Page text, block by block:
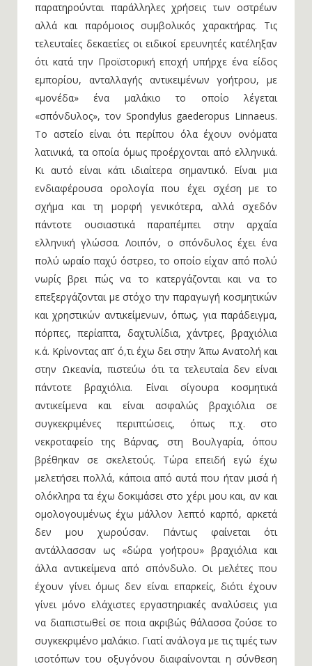
παρατηρούνται παράλληλες χρήσεις των οστρέων
αλλά και παρόμοιος συμβολικός χαρακτήρας. Τις
τελευταίες δεκαετίες οι ειδικοί ερευνητές κατέληξαν
ότι κατά την Προϊστορική εποχή υπήρχε ένα είδος
εμπορίου, ανταλλαγής αντικειμένων γοήτρου, με
«μονέδα» ένα μαλάκιο το οποίο λέγεται
«σπόνδυλος», τον Spondylus gaederopus Linnaeus.
Το αστείο είναι ότι περίπου όλα έχουν ονόματα
λατινικά, τα οποία όμως προέρχονται από ελληνικά.
Κι αυτό είναι κάτι ιδιαίτερα σημαντικό. Είναι μια
ενδιαφέρουσα ορολογία που έχει σχέση με το
σχήμα και τη μορφή γενικότερα, αλλά σχεδόν
πάντοτε ουσιαστικά παραπέμπει στην αρχαία
ελληνική γλώσσα. Λοιπόν, ο σπόνδυλος έχει ένα
πολύ ωραίο παχύ όστρεο, το οποίο είχαν από πολύ
νωρίς βρει πώς να το κατεργάζονται και να το
επεξεργάζονται με στόχο την παραγωγή κοσμητικών
και χρηστικών αντικείμενων, όπως, για παράδειγμα,
πόρπες, περίαπτα, δαχτυλίδια, χάντρες, βραχιόλια
κ.ά. Κρίνοντας απ’ ό,τι έχω δει στην Άπω Ανατολή και
στην Ωκεανία, πιστεύω ότι τα τελευταία δεν είναι
πάντοτε βραχιόλια. Είναι σίγουρα κοσμητικά
αντικείμενα και είναι ασφαλώς βραχιόλια σε
συγκεκριμένες περιπτώσεις, όπως π.χ. στο
νεκροταφείο της Βάρνας, στη Βουλγαρία, όπου
βρέθηκαν σε σκελετούς. Τώρα επειδή εγώ έχω
μελετήσει πολλά, κάποια από αυτά που ήταν μισά ή
ολόκληρα τα έχω δοκιμάσει στο χέρι μου και, αν και
ομολογουμένως έχω μάλλον λεπτό καρπό, αρκετά
δεν μου χωρούσαν. Πάντως φαίνεται ότι
αντάλλασσαν ως «δώρα γοήτρου» βραχιόλια και
άλλα αντικείμενα από σπόνδυλο. Οι μελέτες που
έχουν γίνει όμως δεν είναι επαρκείς, διότι έχουν
γίνει μόνο ελάχιστες εργαστηριακές αναλύσεις για
να διαπιστωθεί σε ποια ακριβώς θάλασσα ζούσε το
συγκεκριμένο μαλάκιο. Γιατί ανάλογα με τις τιμές των
ισοτόπων του οξυγόνου διαφαίνονται η σύνθεση